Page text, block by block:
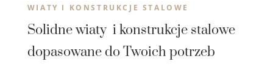
WIATY I KONSTRUKCJE STALOWE
Solidne wiaty i konstrukcje stalowe
dopasowane do Twoich potrzeb